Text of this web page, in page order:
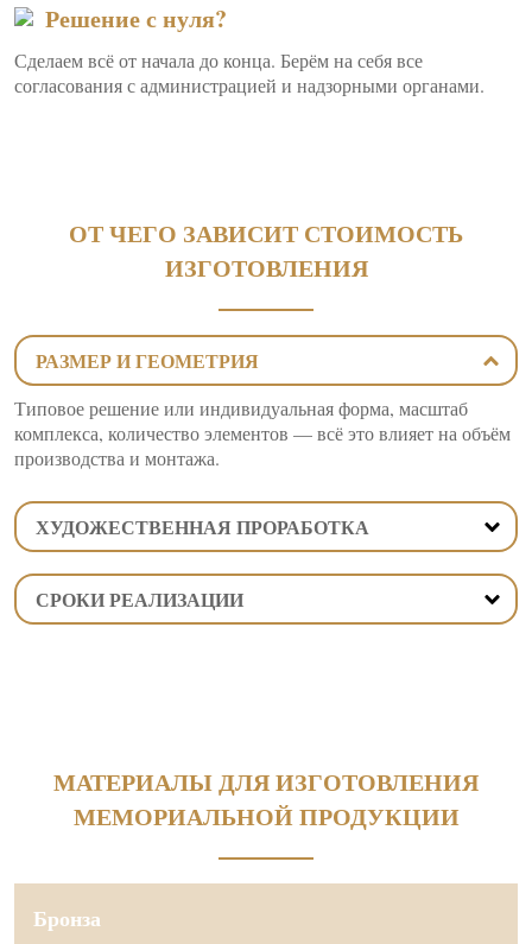
Решение с нуля?
Сделаем всё от начала до конца. Берём на себя все
согласования с администрацией и надзорными органами.
ОТ ЧЕГО ЗАВИСИТ СТОИМОСТЬ
ИЗГОТОВЛЕНИЯ
РАЗМЕР И ГЕОМЕТРИЯ
Типовое решение или индивидуальная форма, масштаб
комплекса, количество элементов — всё это влияет на объём
производства и монтажа.
ХУДОЖЕСТВЕННАЯ ПРОРАБОТКА
СРОКИ РЕАЛИЗАЦИИ
МАТЕРИАЛЫ ДЛЯ ИЗГОТОВЛЕНИЯ
МЕМОРИАЛЬНОЙ ПРОДУКЦИИ
Бронза